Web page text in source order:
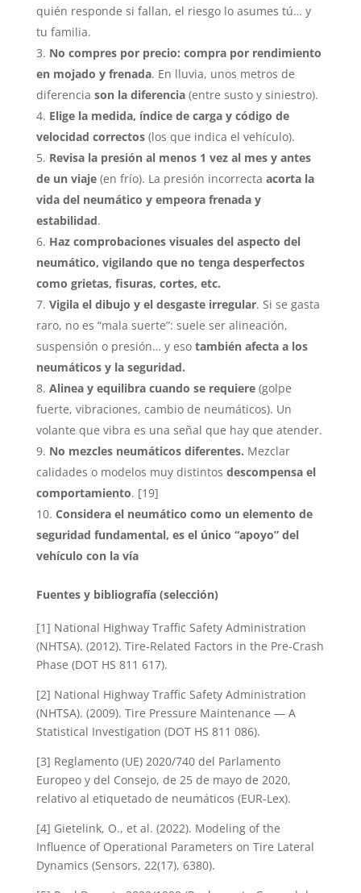
quién responde si fallan, el riesgo lo asumes tú… y
tu familia.
No compres por precio: compra por rendimiento
en mojado y frenada. En lluvia, unos metros de
diferencia son la diferencia(entre susto y siniestro).
Elige la medida, índice de carga y código de
velocidad correctos(los que indica el vehículo).
Revisa la presión al menos 1 vez al mes y antes
de un viaje(en frío). La presión incorrecta acorta la
vida del neumático y empeora frenada y
estabilidad.
Haz comprobaciones visuales del aspecto del
neumático, vigilando que no tenga desperfectos
como grietas, fisuras, cortes, etc.
Vigila el dibujo y el desgaste irregular. Si se gasta
raro, no es “mala suerte”: suele ser alineación,
suspensión o presión… y eso también afecta a los
neumáticos y la seguridad.
Alinea y equilibra cuando se requiere(golpe
fuerte, vibraciones, cambio de neumáticos). Un
volante que vibra es una señal que hay que atender.
No mezcles neumáticos diferentes. Mezclar
calidades o modelos muy distintos descompensa el
comportamiento. [19]
Considera el neumático como un elemento de
seguridad fundamental, es el único “apoyo” del
vehículo con la vía
Fuentes y bibliografía (selección)
[1] National Highway Traffic Safety Administration
(NHTSA). (2012). Tire‑Related Factors in the Pre‑Crash
Phase (DOT HS 811 617).
[2] National Highway Traffic Safety Administration
(NHTSA). (2009). Tire Pressure Maintenance — A
Statistical Investigation (DOT HS 811 086).
[3] Reglamento (UE) 2020/740 del Parlamento
Europeo y del Consejo, de 25 de mayo de 2020,
relativo al etiquetado de neumáticos (EUR‑Lex).
[4] Gietelink, O., et al. (2022). Modeling of the
Influence of Operational Parameters on Tire Lateral
Dynamics (Sensors, 22(17), 6380).